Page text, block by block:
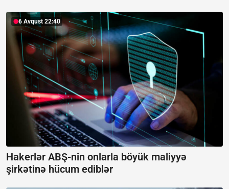
6 Avqust 22:40
Hakerlər ABŞ-nin onlarla böyük maliyyə
şirkətinə hücum ediblər